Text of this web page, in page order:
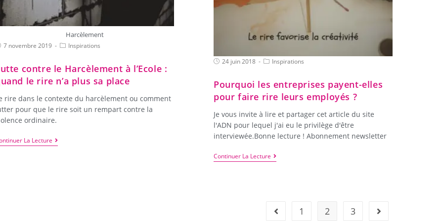
Harcèlement
7 novembre 2019 Inspirations
contre le Harcèlement à l’Ecole :
le rire n’a plus sa place
rire dans le contexte du harcèlement ou comment
pour que le rire soit un rempart contre la
ordinaire.
La Lecture
24 juin 2018 Inspirations
Pourquoi les entreprises payent-elles
pour faire rire leurs employés ?
Je vous invite à lire et partager cet article du site
l'ADN pour lequel j'ai eu le privilège d'être
interviewée.Bonne lecture ! Abonnement newsletter
Continuer La Lecture
1 2 3